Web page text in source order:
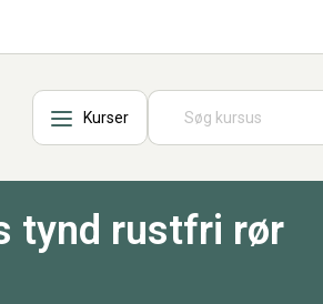
Kurser
tynd rustfri rør